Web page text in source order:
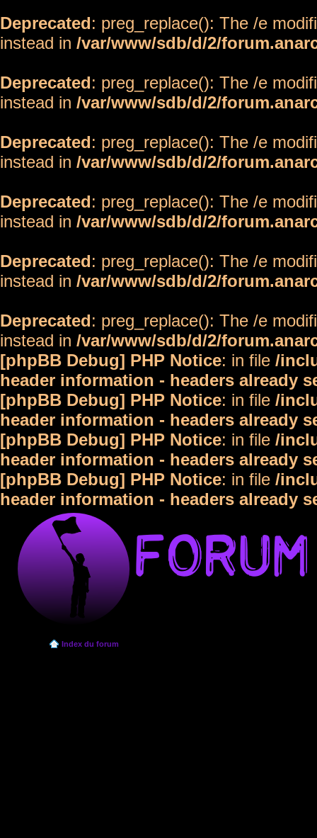
Deprecated: preg_replace(): The /e
instead in /var/www/sdb/d/2/
Deprecated: preg_replace(): The /e
instead in /var/www/sdb/d/2/
Deprecated: preg_replace(): The /e
instead in /var/www/sdb/d/2/
Deprecated: preg_replace(): The /e
instead in /var/www/sdb/d/2/
Deprecated: preg_replace(): The /e
instead in /var/www/sdb/d/2/
Deprecated: preg_replace(): The /e
instead in /var/www/sdb/d/2/
[phpBB Debug] PHP Notice: in file /
header information - headers already
[phpBB Debug] PHP Notice: in file /
header information - headers already
[phpBB Debug] PHP Notice: in file /
header information - headers already
[phpBB Debug] PHP Notice: in file /
header information - headers already
Index du forum